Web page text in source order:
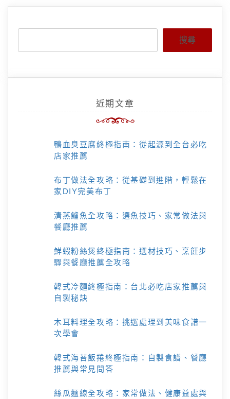
搜尋
近期文章
鴨血臭豆腐終極指南：從起源到全台必吃
店家推薦
布丁做法全攻略：從基礎到進階，輕鬆在
家DIY完美布丁
清蒸鱸魚全攻略：選魚技巧、家常做法與
餐廳推薦
鮮蝦粉絲煲終極指南：選材技巧、烹飪步
驟與餐廳推薦全攻略
韓式冷麵終極指南：台北必吃店家推薦與
自製秘訣
木耳料理全攻略：挑選處理到美味食譜一
次學會
韓式海苔飯捲終極指南：自製食譜、餐廳
推薦與常見問答
絲瓜麵線全攻略：家常做法、健康益處與